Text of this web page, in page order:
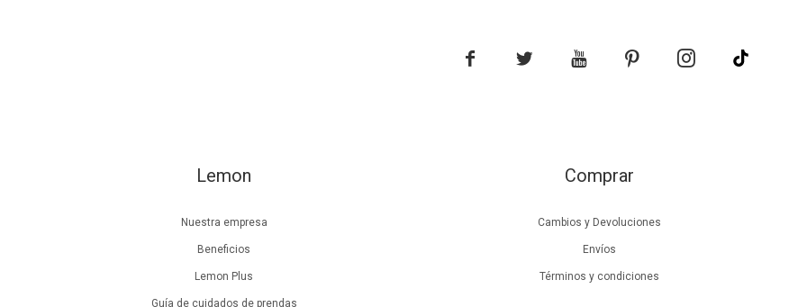
Lemon
Nuestra empresa
Beneficios
Lemon Plus
Guía de cuidados de prendas
Comprar
Cambios y Devoluciones
Envíos
Términos y condiciones
    